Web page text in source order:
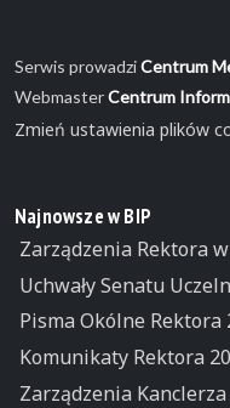
Serwis prowadziCentrum
WebmasterCentrum
Zmień ustawienia plików
Najnowsze w BIP
Zarządzenia Rektora
Uchwały Senatu
Pisma Okólne Rektora
Komunikaty Rektora
Zarządzenia